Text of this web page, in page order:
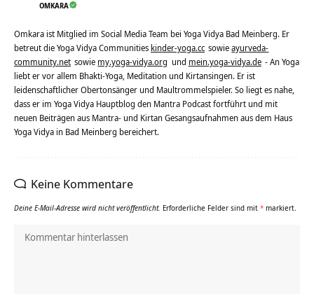
OMKARA
Omkara ist Mitglied im Social Media Team bei Yoga Vidya Bad Meinberg. Er
betreut die Yoga Vidya Communities kinder-yoga.cc sowieayurveda-
community.net sowie my.yoga-vidya.org und mein.yoga-vidya.de - An Yoga
liebt er vor allem Bhakti-Yoga, Meditation und Kirtansingen. Er ist
leidenschaftlicher Obertonsänger und Maultrommelspieler. So liegt es nahe,
dass er im Yoga Vidya Hauptblog den Mantra Podcast fortführt und mit
neuen Beiträgen aus Mantra- und Kirtan Gesangsaufnahmen aus dem Haus
Yoga Vidya in Bad Meinberg bereichert.
Keine Kommentare
Deine E-Mail-Adresse wird nicht veröffentlicht. Erforderliche Felder sind mit * markiert.